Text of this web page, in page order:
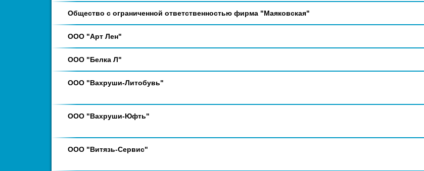
Общество с ограниченной ответственностью фирма "Маяковская"
ООО "Арт Лен"
ООО "Белка Л"
ООО "Вахруши-Литобувь"
ООО "Вахруши-Юфть"
ООО "Витязь-Сервис"